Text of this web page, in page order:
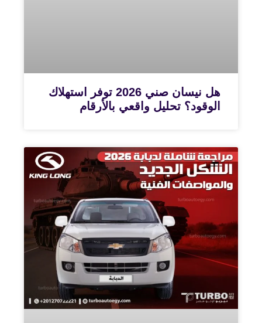
هل نيسان صني 2026 توفر استهلاك
الوقود؟ تحليل واقعي بالأرقام